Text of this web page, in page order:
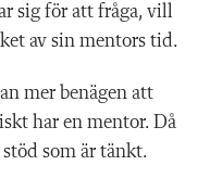
sig för att fråga, vill
av sin mentors tid.
mer benägen att
har en mentor. Då
som är tänkt.